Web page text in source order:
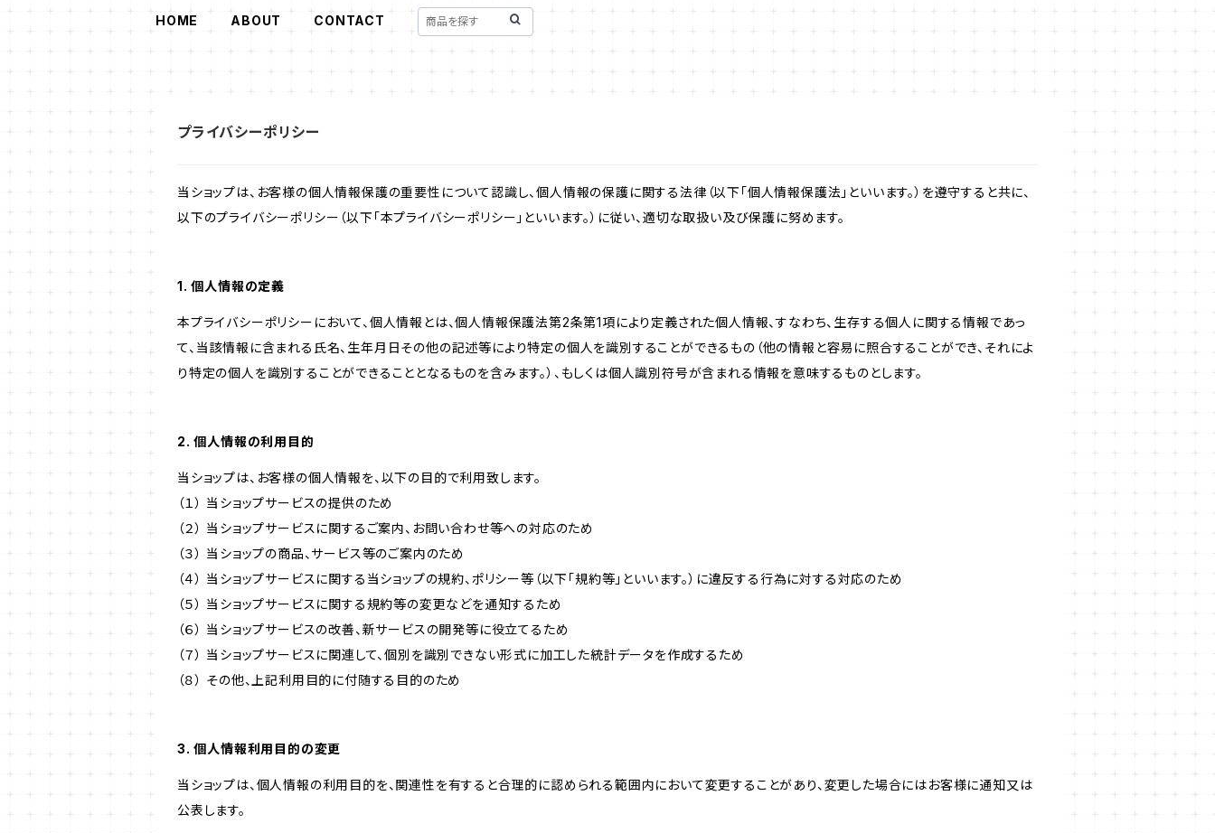
HOME ABOUT CONTACT
プライバシーポリシー
当ショップは、お客様の個人情報保護の重要性について認識し、個人情報の保護に関する法律（以下「個人情報保護法」といいます。）を遵守すると共に、
以下のプライバシーポリシー（以下「本プライバシーポリシー」といいます。）に従い、適切な取扱い及び保護に努めます。
1. 個人情報の定義
本プライバシーポリシーにおいて、個人情報とは、個人情報保護法第2条第1項により定義された個人情報、すなわち、生存する個人に関する情報であっ
て、当該情報に含まれる氏名、生年月日その他の記述等により特定の個人を識別することができるもの（他の情報と容易に照合することができ、それによ
り特定の個人を識別することができることとなるものを含みます。）、もしくは個人識別符号が含まれる情報を意味するものとします。
2. 個人情報の利用目的
当ショップは、お客様の個人情報を、以下の目的で利用致します。
（１） 当ショップサービスの提供のため
（２） 当ショップサービスに関するご案内、お問い合わせ等への対応のため
（３） 当ショップの商品、サービス等のご案内のため
（４） 当ショップサービスに関する当ショップの規約、ポリシー等（以下「規約等」といいます。）に違反する行為に対する対応のため
（５） 当ショップサービスに関する規約等の変更などを通知するため
（６） 当ショップサービスの改善、新サービスの開発等に役立てるため
（７） 当ショップサービスに関連して、個別を識別できない形式に加工した統計データを作成するため
（８） その他、上記利用目的に付随する目的のため
3. 個人情報利用目的の変更
当ショップは、個人情報の利用目的を、関連性を有すると合理的に認められる範囲内において変更することがあり、変更した場合にはお客様に通知又は
公表します。